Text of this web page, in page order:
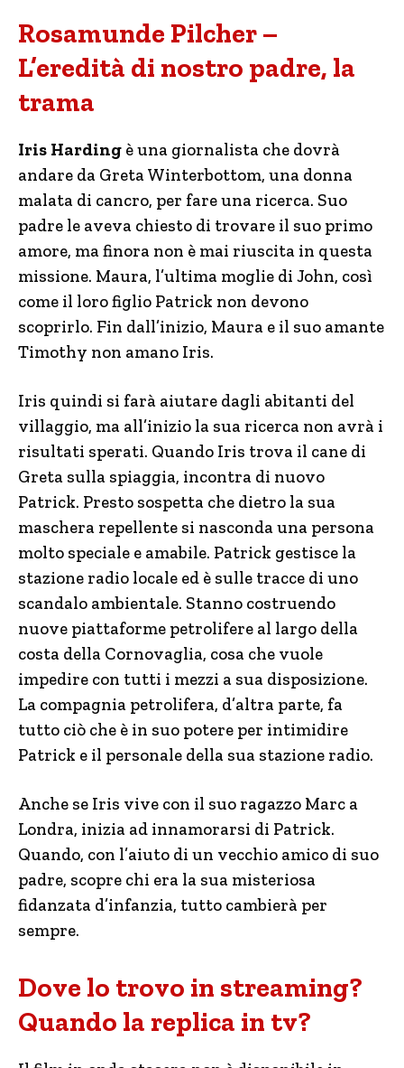
Rosamunde Pilcher –
L’eredità di nostro padre, la
trama
Iris Harding è una giornalista che dovrà
andare da Greta Winterbottom, una donna
malata di cancro, per fare una ricerca. Suo
padre le aveva chiesto di trovare il suo primo
amore, ma finora non è mai riuscita in questa
missione. Maura, l’ultima moglie di John, così
come il loro figlio Patrick non devono
scoprirlo. Fin dall’inizio, Maura e il suo amante
Timothy non amano Iris.
Iris quindi si farà aiutare dagli abitanti del
villaggio, ma all’inizio la sua ricerca non avrà i
risultati sperati. Quando Iris trova il cane di
Greta sulla spiaggia, incontra di nuovo
Patrick. Presto sospetta che dietro la sua
maschera repellente si nasconda una persona
molto speciale e amabile. Patrick gestisce la
stazione radio locale ed è sulle tracce di uno
scandalo ambientale. Stanno costruendo
nuove piattaforme petrolifere al largo della
costa della Cornovaglia, cosa che vuole
impedire con tutti i mezzi a sua disposizione.
La compagnia petrolifera, d’altra parte, fa
tutto ciò che è in suo potere per intimidire
Patrick e il personale della sua stazione radio.
Anche se Iris vive con il suo ragazzo Marc a
Londra, inizia ad innamorarsi di Patrick.
Quando, con l’aiuto di un vecchio amico di suo
padre, scopre chi era la sua misteriosa
fidanzata d’infanzia, tutto cambierà per
sempre.
Dove lo trovo in streaming?
Quando la replica in tv?